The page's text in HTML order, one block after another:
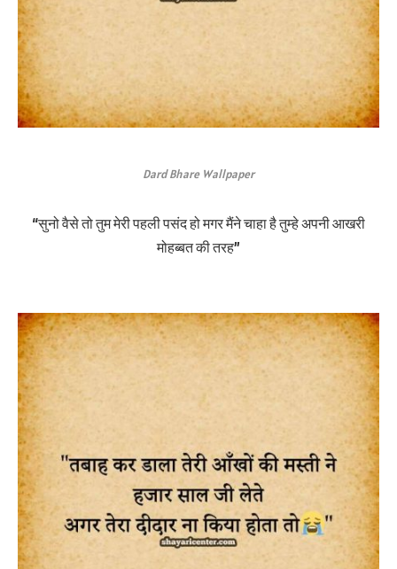
Dard Bhare Wallpaper
“सुनो वैसे तो तुम मेरी पहली पसंद हो मगर मैंने चाहा है तुम्हे अपनी आखरी
मोहब्बत की तरह”